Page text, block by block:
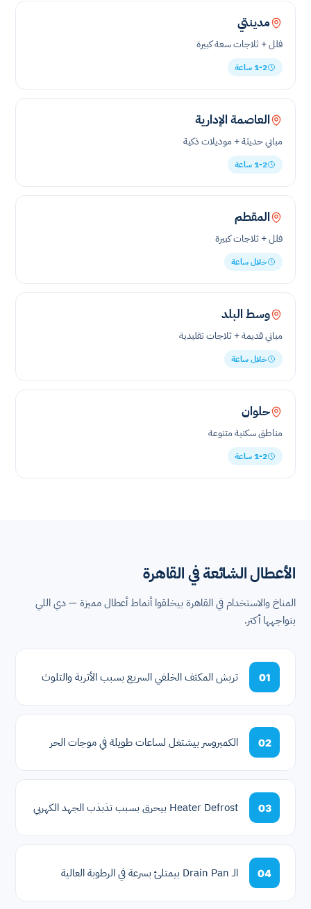
مدينتي
فلل + ثلاجات سعة كبيرة
1-2 ساعة
العاصمة الإدارية
مباني حديثة + موديلات ذكية
1-2 ساعة
المقطم
فلل + ثلاجات كبيرة
خلال ساعة
وسط البلد
مباني قديمة + ثلاجات تقليدية
خلال ساعة
حلوان
مناطق سكنية متنوعة
1-2 ساعة
الأعطال الشائعة في القاهرة
المناخ والاستخدام في القاهرة بيخلقوا أنماط أعطال مميزة — دي اللي
بنواجهها أكتر.
01 تربش المكثف الخلفي السريع بسبب الأتربة والتلوث
02 الكمبروسر بيشتغل لساعات طويلة في موجات الحر
03 Heater Defrost بيحرق بسبب تذبذب الجهد الكهربي
04 الـ Drain Pan بيمتلئ بسرعة في الرطوبة العالية